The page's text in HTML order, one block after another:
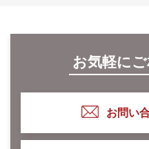
お気軽に
お問い